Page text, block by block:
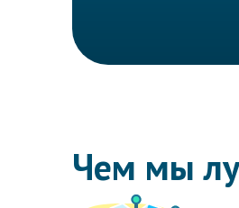
Чем мы